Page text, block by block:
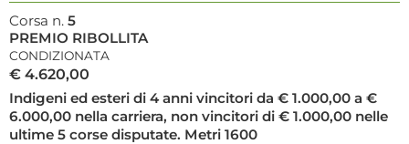
Corsa n. 5
PREMIO RIBOLLITA
CONDIZIONATA
€ 4.620,00
Indigeni ed esteri di 4 anni vincitori da € 1.000,00 a €
6.000,00 nella carriera, non vincitori di € 1.000,00 nelle
ultime 5 corse disputate. Metri 1600